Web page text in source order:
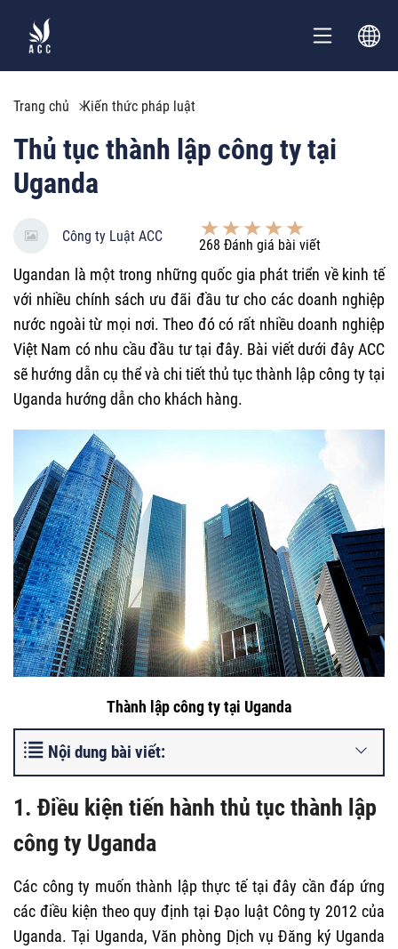
Trang chủ Kiến thức pháp luật
Thủ tục thành lập công ty tại
Uganda
Công ty Luật ACC
268 Đánh giá bài viết
Ugandan là một trong những quốc gia phát triển về kinh tế
với nhiều chính sách ưu đãi đầu tư cho các doanh nghiệp
nước ngoài từ mọi nơi. Theo đó có rất nhiều doanh nghiệp
Việt Nam có nhu cầu đầu tư tại đây. Bài viết dưới đây ACC
sẽ hướng dẫn cụ thể và chi tiết thủ tục thành lập công ty tại
Uganda hướng dẫn cho khách hàng.
Thành lập công ty tại Uganda
Nội dung bài viết:
1. Điều kiện tiến hành thủ tục thành lập
công ty Uganda
Các công ty muốn thành lập thực tế tại đây cần đáp ứng
các điều kiện theo quy định tại Đạo luật Công ty 2012 của
Uganda. Tại Uganda, Văn phòng Dịch vụ Đăng ký Uganda